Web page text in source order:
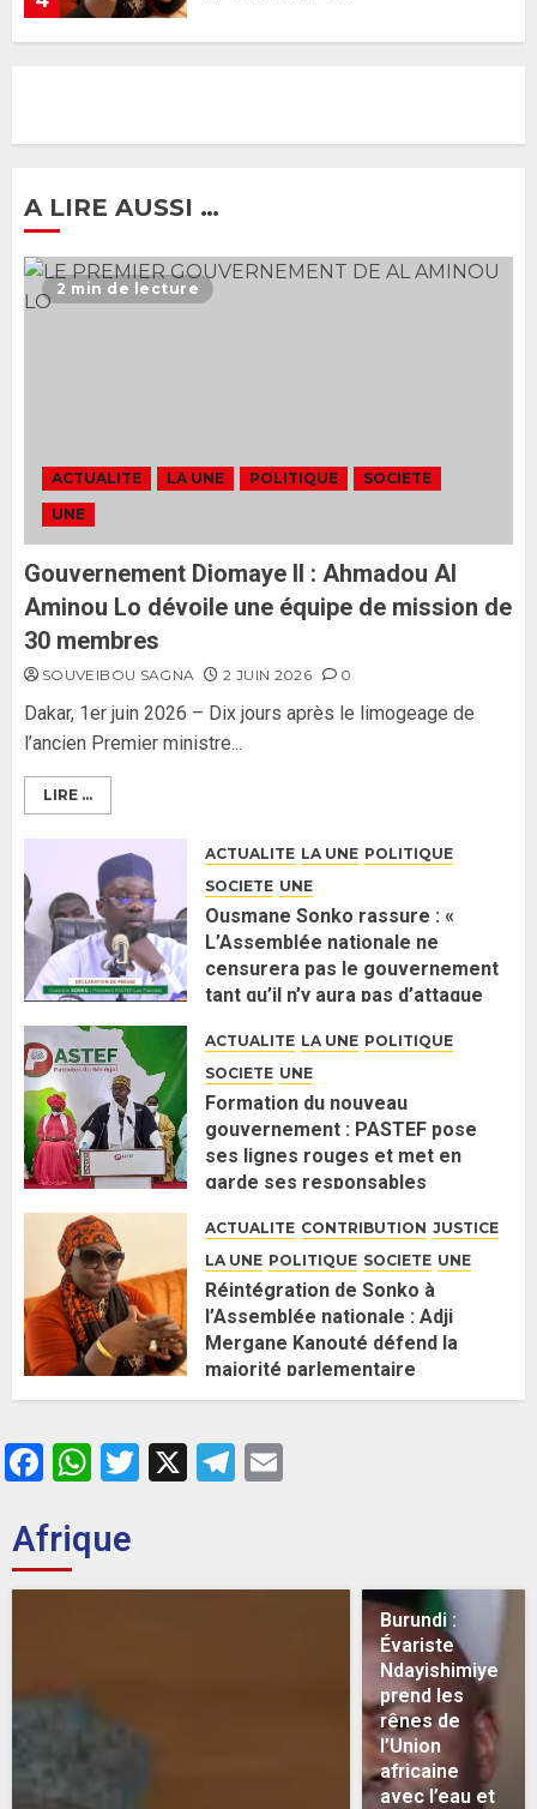
Ousmane Sonko rassure : «
L’Assemblée nationale ne
3
gouvernement : PASTEF pose
A LIRE AUSSI …
2 min de lecture
ACTUALITE LA UNE POLITIQUE
SOCIETE
UNE
Gouvernement Diomaye II : Ahmadou Al
Aminou Lo dévoile une équipe de mission de
30 membres
SOUVEIBOU SAGNA 2 JUIN 2026 0
Dakar, 1er juin 2026 – Dix jours après le limogeage de
l’ancien Premier ministre...
LIRE ...
ACTUALITE LA UNE POLITIQUE
SOCIETE UNE
Ousmane Sonko rassure : «
L’Assemblée nationale ne
censurera pas le gouvernement
tant qu’il n’y aura pas d’attaque
2 JUIN 2026 0
ACTUALITE LA UNE POLITIQUE
SOCIETE UNE
Formation du nouveau
gouvernement : PASTEF pose
ses lignes rouges et met en
garde ses responsables
ACTUALITE CONTRIBUTION JUSTICE
LA UNE POLITIQUE SOCIETE UNE
Réintégration de Sonko à
l’Assemblée nationale : Adji
Mergane Kanouté défend la
majorité parlementaire
26 MAI 2026 0
Facebook
WhatsApp
Twitter
X Telegram
Afrique
Burundi :
Évariste
Ndayishimiye
prend les
rênes de
l’Union
africaine
avec l’eau et